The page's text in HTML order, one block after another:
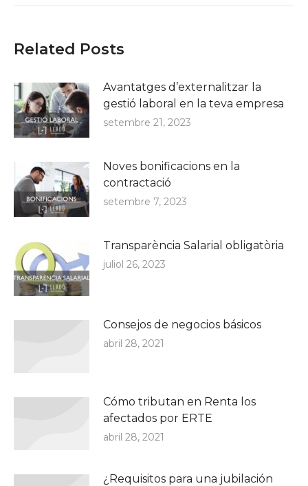
Related Posts
Avantatges d’externalitzar la
gestió laboral en la teva empresa
setembre 21, 2023
Noves bonificacions en la
contractació
setembre 7, 2023
Transparència Salarial obligatòria
juliol 26, 2023
Consejos de negocios básicos
abril 28, 2021
Cómo tributan en Renta los
afectados por ERTE
abril 28, 2021
¿Requisitos para una jubilación